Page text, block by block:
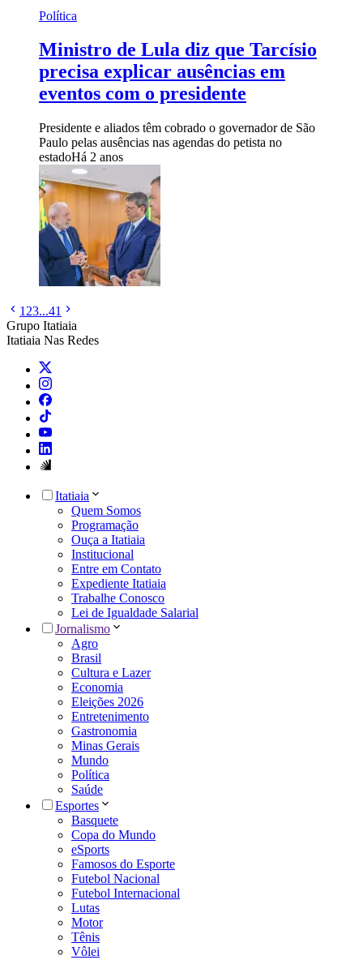
Política
Ministro de Lula diz que Tarcísio
precisa explicar ausências em
eventos com o presidente
Presidente e aliados têm cobrado o governador de São
Paulo pelas ausências nas agendas do petista no
estadoHá 2 anos
1 23...41
Grupo Itatiaia
Itatiaia Nas Redes
Itatiaia
Quem Somos
Programação
Ouça a Itatiaia
Institucional
Entre em Contato
Expediente Itatiaia
Trabalhe Conosco
Lei de Igualdade Salarial
Jornalismo
Agro
Brasil
Cultura e Lazer
Economia
Eleições 2026
Entretenimento
Gastronomia
Minas Gerais
Mundo
Política
Saúde
Esportes
Basquete
Copa do Mundo
eSports
Famosos do Esporte
Futebol Nacional
Futebol Internacional
Lutas
Motor
Tênis
Vôlei